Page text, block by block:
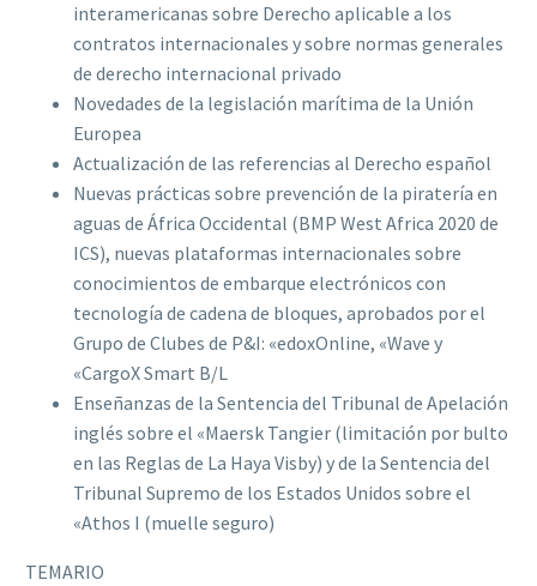
interamericanas sobre Derecho aplicable a los
contratos internacionales y sobre normas generales
de derecho internacional privado
Novedades de la legislación marítima de la Unión
Europea
Actualización de las referencias al Derecho español
Nuevas prácticas sobre prevención de la piratería en
aguas de África Occidental (BMP West Africa 2020 de
ICS), nuevas plataformas internacionales sobre
conocimientos de embarque electrónicos con
tecnología de cadena de bloques, aprobados por el
Grupo de Clubes de P&I: «edoxOnline, «Wave y
«CargoX Smart B/L
Enseñanzas de la Sentencia del Tribunal de Apelación
inglés sobre el «Maersk Tangier (limitación por bulto
en las Reglas de La Haya Visby) y de la Sentencia del
Tribunal Supremo de los Estados Unidos sobre el
«Athos I (muelle seguro)
TEMARIO